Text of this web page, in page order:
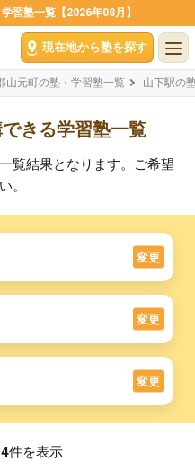
習塾一覧【2026年08月】
現在地から塾を探す
山元町の塾・学習塾一覧 山下駅の
きる学習塾一覧
覧結果となります。ご希望
。
変更
変更
変更
件を表示